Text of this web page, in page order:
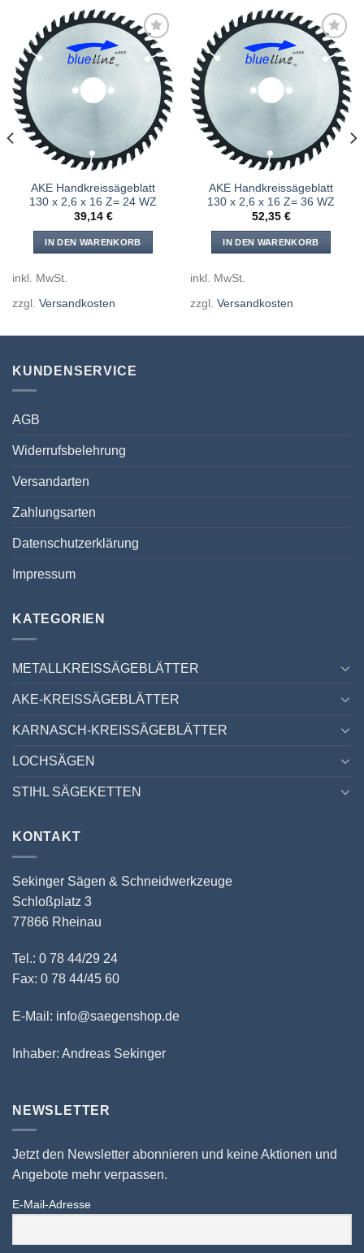
hinzufügen
AKE Handkreissägeblatt
130 x 2,6 x 16 Z= 24 WZ
39,14 €
IN DEN WARENKORB
inkl. MwSt.
zzgl. Versandkosten
hinzufügen
AKE Handkreissägeblatt
130 x 2,6 x 16 Z= 36 WZ
52,35 €
IN DEN WARENKORB
inkl. MwSt.
zzgl. Versandkosten
KUNDENSERVICE
AGB
Widerrufsbelehrung
Versandarten
Zahlungsarten
Datenschutzerklärung
Impressum
KATEGORIEN
METALLKREISSÄGEBLÄTTER
AKE-KREISSÄGEBLÄTTER
KARNASCH-KREISSÄGEBLÄTTER
LOCHSÄGEN
STIHL SÄGEKETTEN
KONTAKT
Sekinger Sägen & Schneidwerkzeuge
Schloßplatz 3
77866 Rheinau
Tel.: 0 78 44/29 24
Fax: 0 78 44/45 60
E-Mail: info@saegenshop.de
Inhaber: Andreas Sekinger
NEWSLETTER
Jetzt den Newsletter abonnieren und keine Aktionen und
Angebote mehr verpassen.
E-Mail-Adresse